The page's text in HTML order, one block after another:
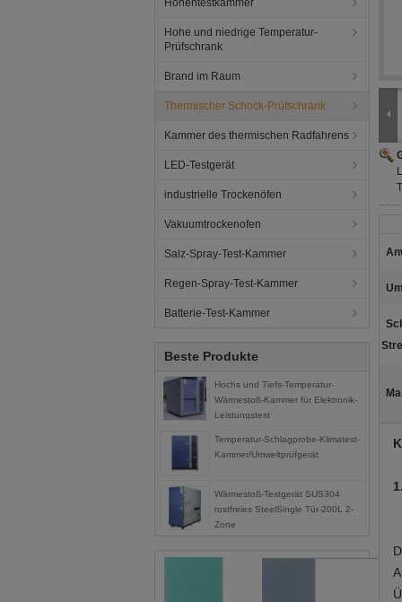
Höhentestkammer
Hohe und niedrige Temperatur-
Prüfschrank
Brand im Raum
Thermischer Schock-Prüfschrank
Kammer des thermischen Radfahrens
LED-Testgerät
industrielle Trockenöfen
Vakuumtrockenofen
Salz-Spray-Test-Kammer
Regen-Spray-Test-Kammer
Batterie-Test-Kammer
Beste Produkte
Hochs und Tiefs-Temperatur-
Wärmestoß-Kammer für Elektronik-
Leistungstest
Temperatur-Schlagprobe-Klimatest-
Kammer/Umweltprüfgerät
Wärmestoß-Testgerät SUS304
rostfreies SteelSingle Tür-200L 2-
Zone